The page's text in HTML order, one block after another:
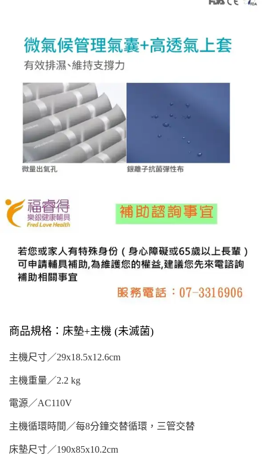
商品規格：床墊+主機 (未滅菌)
主機尺寸／29x18.5x12.6cm
主機重量／2.2 kg
電源／AC110V
主機循環時間／每8分鐘交替循環，三管交替
床墊尺寸／190x85x10.2cm